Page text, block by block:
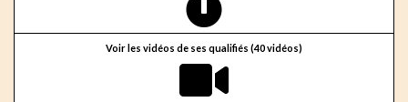
Voir les vidéos de ses qualifiés (40 vidéos)